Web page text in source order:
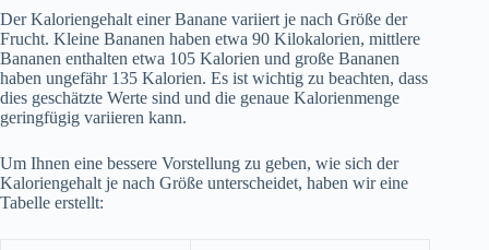
Der Kaloriengehalt einer Banane variiert je nach Größe der
Frucht. Kleine Bananen haben etwa 90 Kilokalorien, mittlere
Bananen enthalten etwa 105 Kalorien und große Bananen
haben ungefähr 135 Kalorien. Es ist wichtig zu beachten, dass
dies geschätzte Werte sind und die genaue Kalorienmenge
geringfügig variieren kann.
Um Ihnen eine bessere Vorstellung zu geben, wie sich der
Kaloriengehalt je nach Größe unterscheidet, haben wir eine
Tabelle erstellt: